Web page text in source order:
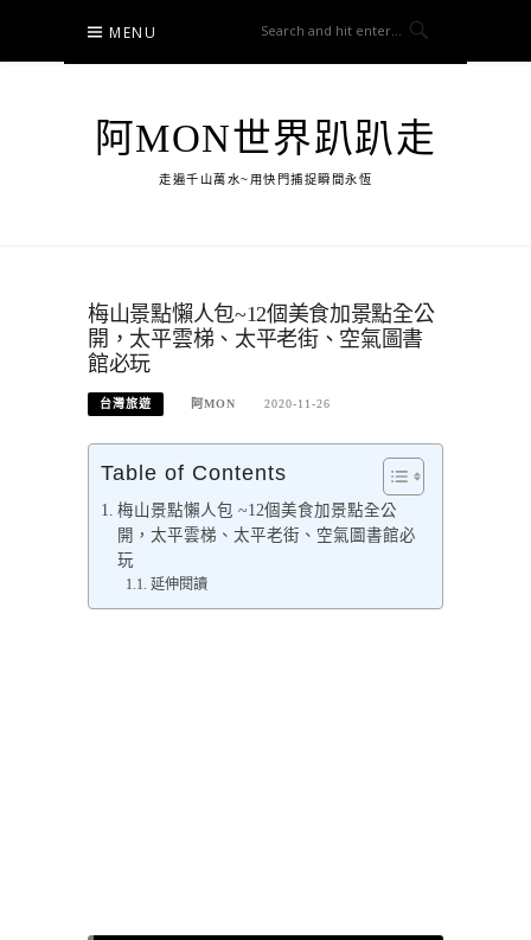
content
MENU
阿MON世界趴趴走
走遍千山萬水~用快門捕捉瞬間永恆
梅山景點懶人包~12個美食加景點全公
開，太平雲梯、太平老街、空氣圖書
館必玩
台灣旅遊 阿MON 2020-11-26
Table of Contents
梅山景點懶人包 ~12個美食加景點全公
開，太平雲梯、太平老街、空氣圖書館必
玩
延伸閱讀